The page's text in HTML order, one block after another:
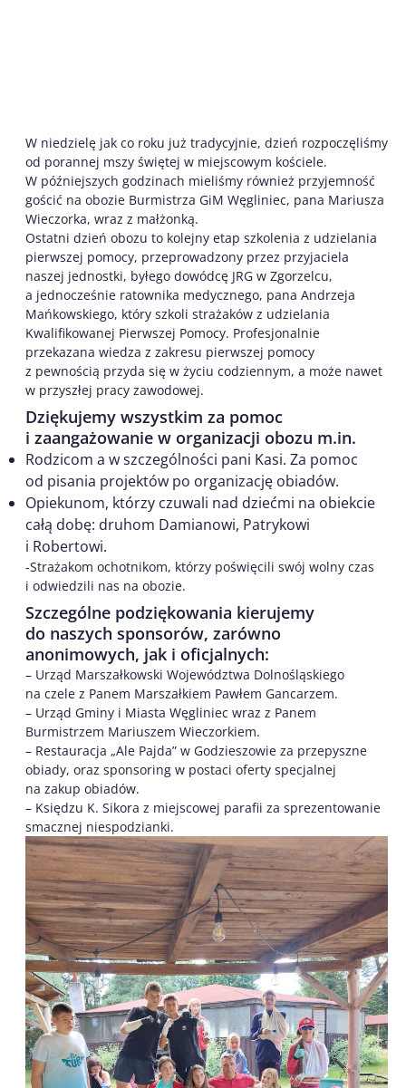
W niedzielę jak co roku już tradycyjnie, dzień rozpoczęliśmy
od porannej mszy świętej w miejscowym kościele.
W późniejszych godzinach mieliśmy również przyjemność
gościć na obozie Burmistrza GiM Węgliniec, pana Mariusza
Wieczorka, wraz z małżonką.
Ostatni dzień obozu to kolejny etap szkolenia z udzielania
pierwszej pomocy, przeprowadzony przez przyjaciela
naszej jednostki, byłego dowódcę JRG w Zgorzelcu,
a jednocześnie ratownika medycznego, pana Andrzeja
Mańkowskiego, który szkoli strażaków z udzielania
Kwalifikowanej Pierwszej Pomocy. Profesjonalnie
przekazana wiedza z zakresu pierwszej pomocy
z pewnością przyda się w życiu codziennym, a może nawet
w przyszłej pracy zawodowej.
Dziękujemy wszystkim za pomoc
i zaangażowanie w organizacji obozu m.in.
Rodzicom a w szczególności pani Kasi. Za pomoc
od pisania projektów po organizację obiadów.
Opiekunom, którzy czuwali nad dziećmi na obiekcie
całą dobę: druhom Damianowi, Patrykowi
i Robertowi.
-Strażakom ochotnikom, którzy poświęcili swój wolny czas
i odwiedzili nas na obozie.
Szczególne podziękowania kierujemy
do naszych sponsorów, zarówno
anonimowych, jak i oficjalnych:
– Urząd Marszałkowski Województwa Dolnośląskiego
na czele z Panem Marszałkiem Pawłem Gancarzem.
– Urząd Gminy i Miasta Węgliniec wraz z Panem
Burmistrzem Mariuszem Wieczorkiem.
– Restauracja „Ale Pajda” w Godzieszowie za przepyszne
obiady, oraz sponsoring w postaci oferty specjalnej
na zakup obiadów.
– Księdzu K. Sikora z miejscowej parafii za sprezentowanie
smacznej niespodzianki.